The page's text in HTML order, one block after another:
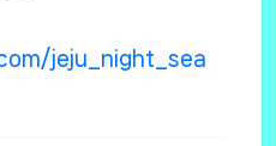
jeju_night_sea